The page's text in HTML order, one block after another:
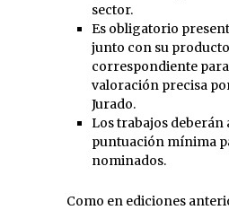
sector.
Es obligatorio
junto con su producto
correspondiente
valoración precisa
Jurado.
Los trabajos deberán
puntuación mínima
nominados.
Como en ediciones